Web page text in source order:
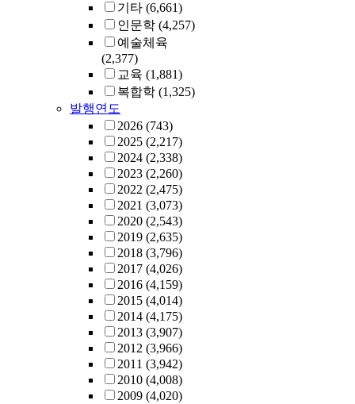
기타 (6,661)
인문학 (4,257)
예술체육
(2,377)
교육 (1,881)
복합학 (1,325)
발행연도
2026 (743)
2025 (2,217)
2024 (2,338)
2023 (2,260)
2022 (2,475)
2021 (3,073)
2020 (2,543)
2019 (2,635)
2018 (3,796)
2017 (4,026)
2016 (4,159)
2015 (4,014)
2014 (4,175)
2013 (3,907)
2012 (3,966)
2011 (3,942)
2010 (4,008)
2009 (4,020)